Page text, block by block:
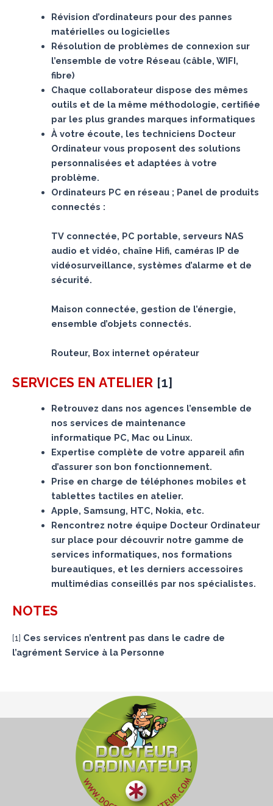
Révision d’ordinateurs pour des pannes
matérielles ou logicielles
Résolution de problèmes de connexion sur
l’ensemble de votre Réseau (câble, WIFI,
fibre)
Chaque collaborateur dispose des mêmes
outils et de la même méthodologie, certifiée
par les plus grandes marques informatiques
À votre écoute, les techniciens Docteur
Ordinateur vous proposent des solutions
personnalisées et adaptées à votre
problème.
Ordinateurs PC en réseau ; Panel de produits
connectés :
TV connectée, PC portable, serveurs NAS
audio et vidéo, chaîne Hifi, caméras IP de
vidéosurveillance, systèmes d’alarme et de
sécurité.
Maison connectée, gestion de l’énergie,
ensemble d’objets connectés.
Routeur, Box internet opérateur
SERVICES EN ATELIER [1]
Retrouvez dans nos agences l’ensemble de
nos services de maintenance
informatique PC, Mac ou Linux.
Expertise complète de votre appareil afin
d’assurer son bon fonctionnement.
Prise en charge de téléphones mobiles et
tablettes tactiles en atelier.
Apple, Samsung, HTC, Nokia, etc.
Rencontrez notre équipe Docteur Ordinateur
sur place pour découvrir notre gamme de
services informatiques, nos formations
bureautiques, et les derniers accessoires
multimédias conseillés par nos spécialistes.
NOTES
[1] Ces services n’entrent pas dans le cadre de
l’agrément Service à la Personne